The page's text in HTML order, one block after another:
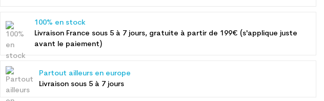
100% en stock
Livraison France sous 5 à 7 jours, gratuite à partir de 199€ (s'applique juste
avant le paiement)
Partout ailleurs en europe
Livraison sous 5 à 7 jours